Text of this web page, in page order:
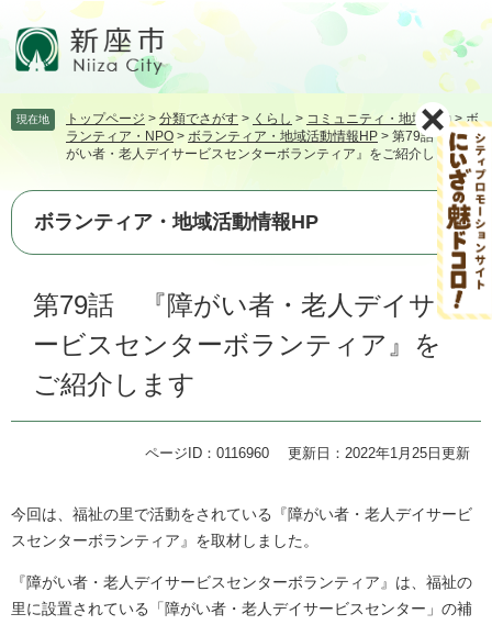
頭飛
て
文
現在地 トップページ > 分類でさがす > くらし > コミュニティ・地域活動 >ボ
ランティア・NPO > ボランティア・地域活動情報HP > 第79話 『障
がい者・老人デイサービスセンターボランティア』をご紹介します
ボランティア・地域活動情報HP
第79話 『障がい者・老人デイサ
ービスセンターボランティア』を
ご紹介します
ページID：0116960 更新日：2022年1月25日更新
今回は、福祉の里で活動をされている『障がい者・老人デイサービ
スセンターボランティア』を取材しました。
『障がい者・老人デイサービスセンターボランティア』は、福祉の
里に設置されている「障がい者・老人デイサービスセンター」の補